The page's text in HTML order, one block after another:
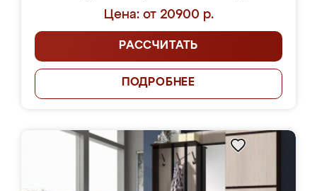
Цена: от 20900 р.
РАССЧИТАТЬ
ПОДРОБНЕЕ